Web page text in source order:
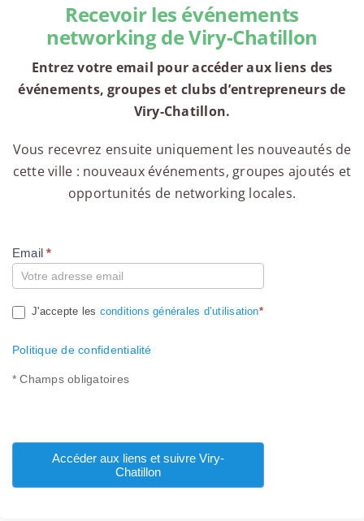
Recevoir les événements
networking de Viry-Chatillon
Entrez votre email pour accéder aux liens des
événements, groupes et clubs d’entrepreneurs de
Viry-Chatillon.
Vous recevrez ensuite uniquement les nouveautés de
cette ville : nouveaux événements, groupes ajoutés et
opportunités de networking locales.
Compte
Email*
J'accepte les conditions générales d’utilisation*
Politique de confidentialité
* Champs obligatoires
Accéder aux liens et suivre Viry-
Chatillon